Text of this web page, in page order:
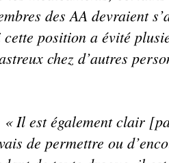
des AA devraient
cette position a évité
chez d’autres
Il est également clair
de permettre ou